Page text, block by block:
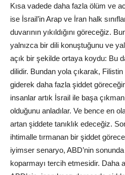
Kısa vadede daha fazla ölüm ve
ise İsrail’in Arap ve İran halk
duvarının yıkıldığını göreceğiz.
yalnızca bir dili konuştuğunu ve
açık bir şekilde ortaya koydu: Bu
dilidir. Bundan yola çıkarak,
giderek daha fazla şiddet
insanlar artık İsrail ile başa
olduğunu anladılar. Ve bence en
artan şiddete tanıklık edeceğiz.
ihtimalle tırmanan bir şiddet
iyimser senaryo, ABD’nin sonunda
koparmayı tercih etmesidir. Daha